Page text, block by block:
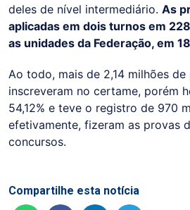
deles de nível intermediário. As
aplicadas em dois turnos em
as unidades da Federação, em
Ao todo, mais de 2,14 milhões de
inscreveram no certame, porém
54,12% e teve o registro de 970
efetivamente, fizeram as provas
concursos.
Compartilhe esta notícia